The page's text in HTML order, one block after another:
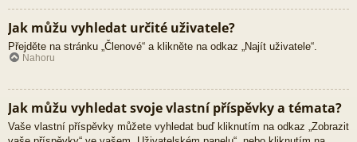
Jak můžu vyhledat určité uživatele?
Přejděte na stránku „Členové“ a klikněte na odkaz „Najít uživatele“.
Nahoru
Jak můžu vyhledat svoje vlastní příspěvky a témata?
Vaše vlastní příspěvky můžete vyhledat buď kliknutím na odkaz „Zobrazit